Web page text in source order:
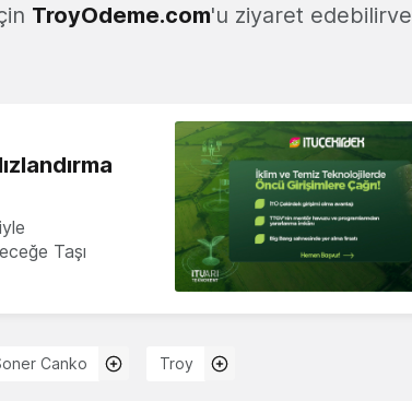
TroyOdeme.com'u ziyaret edebilirve
Taşı
Canko Troy